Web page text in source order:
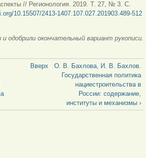
// Регионология. 2019. Т. 27, № 3. С.
10.15507/2413-1407.107.027.201903.489-512
одобрили окончательный вариант рукописи.
Вверх
О. В. Бахлова, И. В. Бахлов.
Государственная политика
нациестроительства в
России: содержание,
институты и механизмы ›